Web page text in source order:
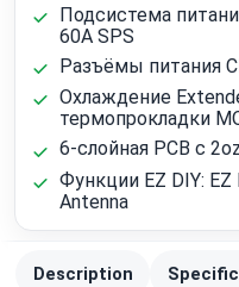
Подсистема
60A SPS
Разъёмы питания
Охлаждение
термопрокладки
6-слойная PCB с
Функции EZ DIY: EZ
Antenna
Description